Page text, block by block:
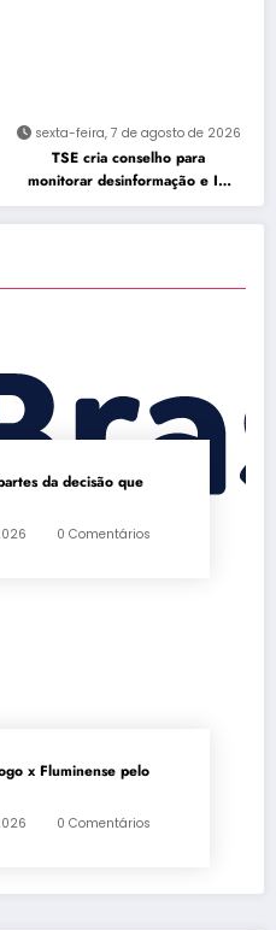
sexta-feira, 7 de agosto de 2026
TSE cria conselho para
monitorar desinformação e IA
nas eleições
da decisão que
0 Comentários
x Fluminense pelo
0 Comentários